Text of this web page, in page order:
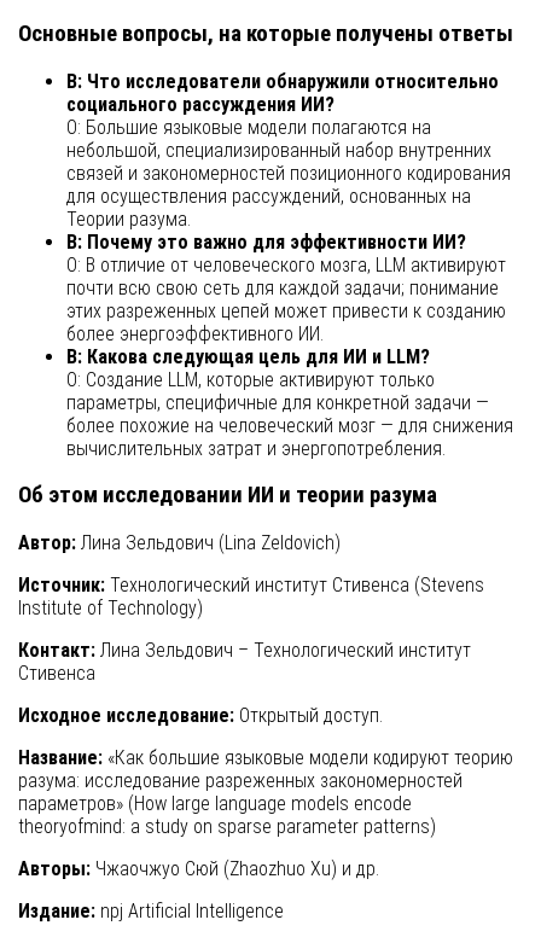
Основные вопросы, на которые получены ответы
В: Что исследователи обнаружили относительно
социального рассуждения ИИ?
О: Большие языковые модели полагаются на
небольшой, специализированный набор внутренних
связей и закономерностей позиционного кодирования
для осуществления рассуждений, основанных на
Теории разума.
В: Почему это важно для эффективности ИИ?
О: В отличие от человеческого мозга, LLM активируют
почти всю свою сеть для каждой задачи; понимание
этих разреженных цепей может привести к созданию
более энергоэффективного ИИ.
В: Какова следующая цель для ИИ и LLM?
О: Создание LLM, которые активируют только
параметры, специфичные для конкретной задачи —
более похожие на человеческий мозг — для снижения
вычислительных затрат и энергопотребления.
Об этом исследовании ИИ и теории разума
Автор: Лина Зельдович (Lina Zeldovich)
Источник: Технологический институт Стивенса (Stevens
Institute of Technology)
Контакт: Лина Зельдович – Технологический институт
Стивенса
Исходное исследование: Открытый доступ.
Название: «Как большие языковые модели кодируют теорию
разума: исследование разреженных закономерностей
параметров» (How large language models encode
theoryofmind: a study on sparse parameter patterns)
Авторы: Чжаочжуо Сюй (Zhaozhuo Xu) и др.
Издание: npj Artificial Intelligence